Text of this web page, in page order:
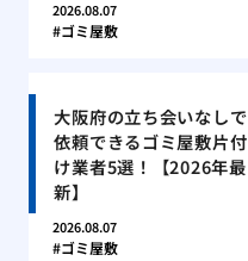
2026.08.07
ゴミ屋敷
大阪府の立ち会いなしで
依頼できるゴミ屋敷片付
け業者5選！【2026年最
新】
2026.08.07
ゴミ屋敷